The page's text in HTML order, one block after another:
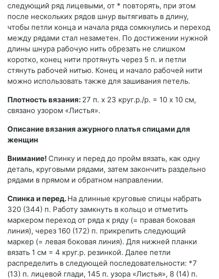
следующий ряд лицевыми, от * повторять, при этом
после нескольких рядов шнур вытягивать в длину,
чтобы петли конца и начала ряда сомкнулись и переход
между рядами стал незаметен. По достижении нужной
длины шнура рабочую нить обрезать не слишком
коротко, конец нити протянуть через 5 п. и петли
стянуть рабочей нитью. Конец и начало рабочей нити
можно использовать также для зашивания петель.
Плотность вязания: 27 п. х 23 круг.р./р. = 10 х 10 см,
связано узором «Листья».
Описание вязания ажурного платья спицами для
женщин
Внимание! Спинку и перед до пройм вязать, как одну
деталь, круговыми рядами, затем закончить раздельно
рядами в прямом и обратном направлении.
Спинка и перед.На длинные круговые спицы набрать
320 (344) п. Работу замкнуть в кольцо и отметить
маркером переход от ряда к ряду (= правая боковая
линия), через 160 (172) п. прикрепить следующий
маркер (= левая боковая линия). Для нижней планки
вязать 1 см = 4 круг.р. резинкой. Далее петли
распределить в следующей последовательности: *7
(13) п. лицевой глади, 145 п. узора «Листья», 8 (14) п.